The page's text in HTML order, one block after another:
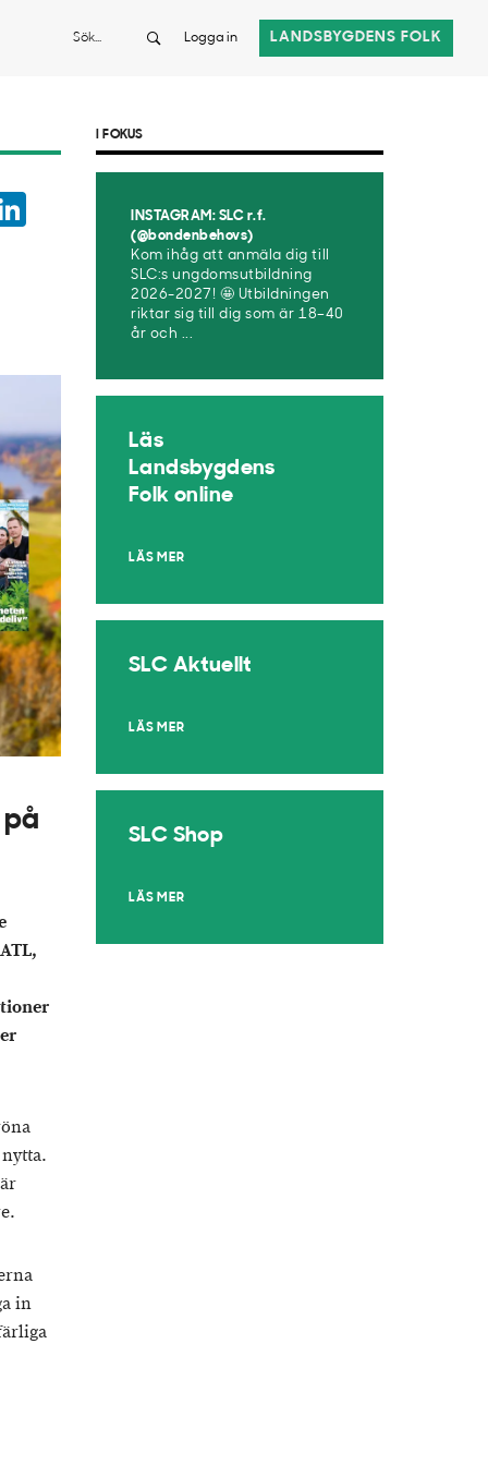
Sök Logga in LANDSBYGDENS FOLK
in
I FOKUS
INSTAGRAM: SLC r.f.
(@bondenbehovs)
Kom ihåg att anmäla dig till
SLC:s ungdomsutbildning
2026-2027! 🤩 Utbildningen
riktar sig till dig som är 18–40
år och ...
Läs
Landsbygdens
Folk online
LÄS MER
SLC Aktuellt
LÄS MER
SLC Shop
LÄS MER